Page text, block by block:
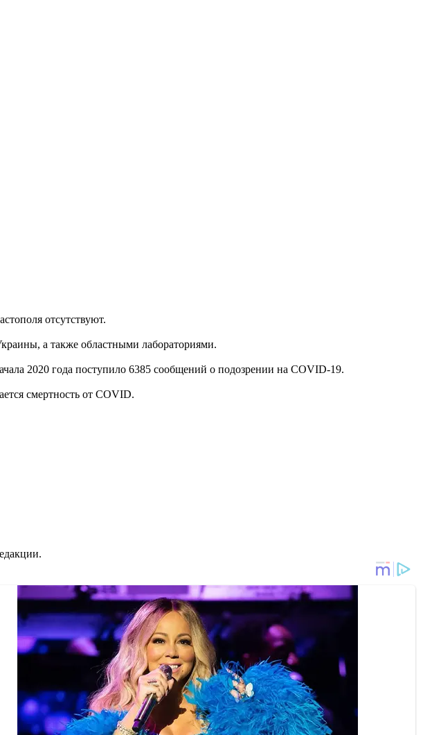
отсутствуют.
а также областными лабораториями.
2020 года поступило 6385 сообщений о подозрении на COVID-19.
смертность от COVID.